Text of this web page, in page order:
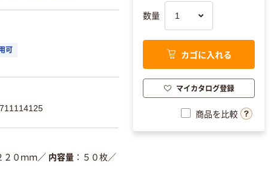
可
２０ｍｍ ／ 内容量 ５０枚／
数量
カゴに入れる
マイカタログ登録
商品を比較